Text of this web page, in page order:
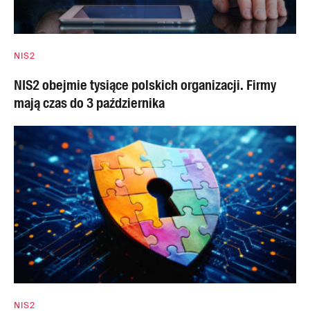
NIS2
NIS2 obejmie tysiące polskich organizacji. Firmy
mają czas do 3 października
NIS2